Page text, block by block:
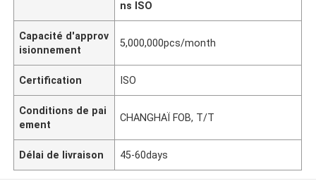
ns ISO
Capacité d'approv
isionnement
5,000,000pcs/month
Certification ISO
Conditions de pai
ement
CHANGHAÏ FOB, T/T
Délai de livraison 45-60days